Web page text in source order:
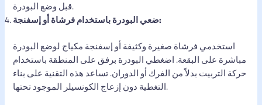
قبل وضع البودرة.
ضعي البودرة باستخدام فرشاة أو إسفنجة:
استخدمي فرشاة صغيرة وكثيفة أو إسفنجة مكياج لوضع البودرة
مباشرة على البقعة. اضغطي البودرة برفق على المنطقة باستخدام
حركة التربيت بدلاً من الفرك أو الدوران. تساعد هذه التقنية على بناء
التغطية دون إزعاج الكونسيلر الموجود تحتها.